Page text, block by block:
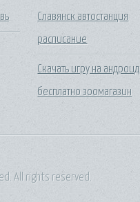
Славянск автостанция
расписание
Скачать игру на андроид
бесплатно зоомагазин
All rights reserved.